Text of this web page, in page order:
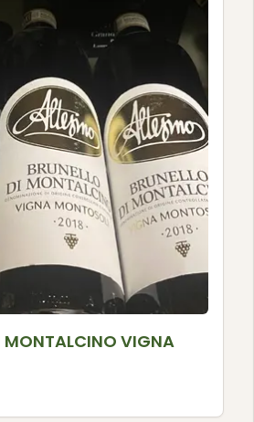
MONTALCINO VIGNA